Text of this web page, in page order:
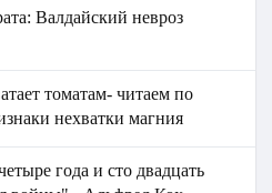
Валдайский невроз
томатам- читаем по
нехватки магния
года и сто двадцать